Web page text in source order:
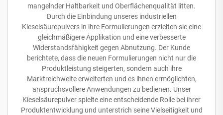
mangelnder Haltbarkeit und Oberflächenqualität litten.
Durch die Einbindung unseres industriellen
Kieselsäurepulvers in ihre Formulierungen erzielten sie eine
gleichmäßigere Applikation und eine verbesserte
Widerstandsfähigkeit gegen Abnutzung. Der Kunde
berichtete, dass die neuen Formulierungen nicht nur die
Produktleistung steigerten, sondern auch ihre
Marktreichweite erweiterten und es ihnen ermöglichten,
anspruchsvollere Anwendungen zu bedienen. Unser
Kieselsäurepulver spielte eine entscheidende Rolle bei ihrer
Produktentwicklung und unterstrich seine Vielseitigkeit und